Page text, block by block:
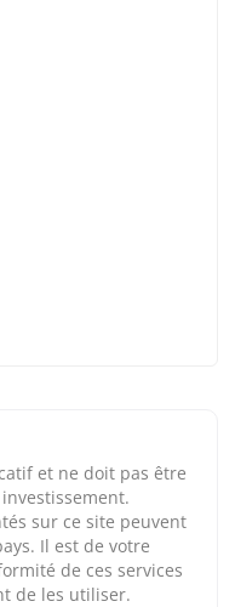
et ne doit pas être
sur ce site peuvent
Il est de votre
de ces services
de les utiliser.